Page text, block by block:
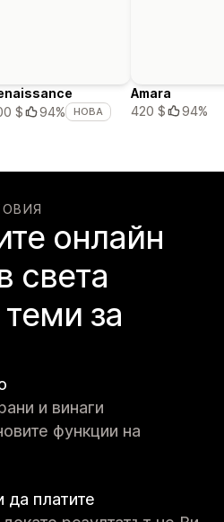
$
94% НОВА
Amara
420 $
94%
онлайн
света
за
и винаги
функции на
да платите